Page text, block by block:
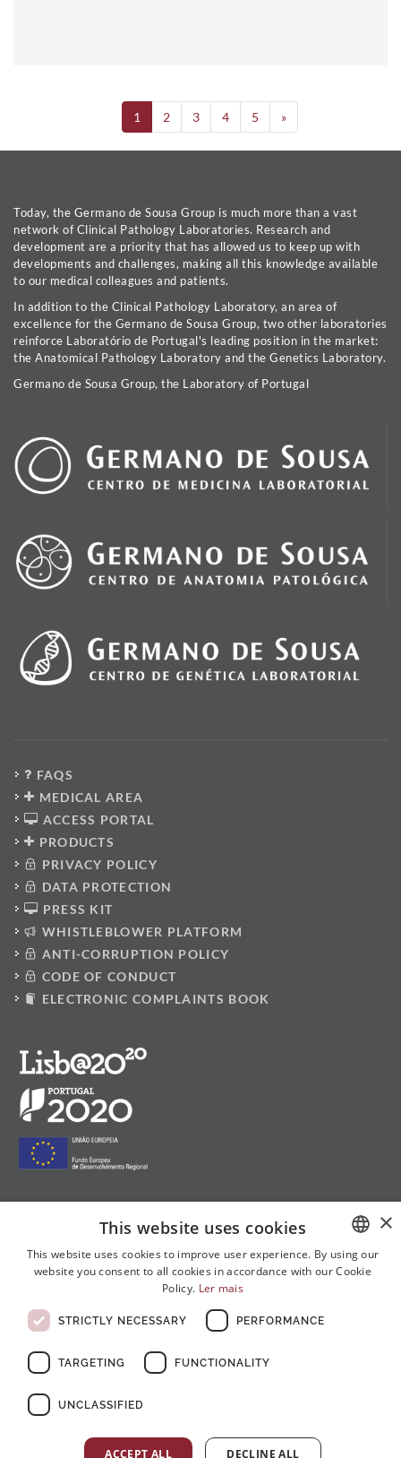
1 2 3 4 5 »
Today, the Germano de Sousa Group is much more than a vast
network of Clinical Pathology Laboratories. Research and
development are a priority that has allowed us to keep up with
developments and challenges, making all this knowledge available
to our medical colleagues and patients.
In addition to the Clinical Pathology Laboratory, an area of
excellence for the Germano de Sousa Group, two other laboratories
reinforce Laboratório de Portugal's leading position in the market:
the Anatomical Pathology Laboratory and the Genetics Laboratory.
Germano de Sousa Group, the Laboratory of Portugal
FAQS
MEDICAL AREA
ACCESS PORTAL
PRODUCTS
PRIVACY POLICY
DATA PROTECTION
PRESS KIT
WHISTLEBLOWER PLATFORM
ANTI-CORRUPTION POLICY
CODE OF CONDUCT
ELECTRONIC COMPLAINTS BOOK
Follow us on social media:
© Copyright 2026 . All rights reserved
PORTUGUESE
×
This website uses cookies
This website uses cookies to improve user experience. By using our
website you consent to all cookies in accordance with our Cookie
Policy. Ler mais
STRICTLY NECESSARY PERFORMANCE
TARGETING FUNCTIONALITY
UNCLASSIFIED
ACCEPT ALL DECLINE ALL